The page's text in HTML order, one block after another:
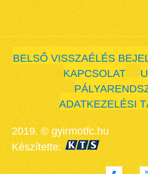
BELSŐ VISSZAÉLÉS
KAPCSOLAT
ADATKEZELÉSI
2019. © gyirmotfc.hu
Készítette: